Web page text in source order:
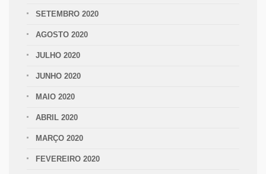
SETEMBRO 2020
AGOSTO 2020
JULHO 2020
JUNHO 2020
MAIO 2020
ABRIL 2020
MARÇO 2020
FEVEREIRO 2020